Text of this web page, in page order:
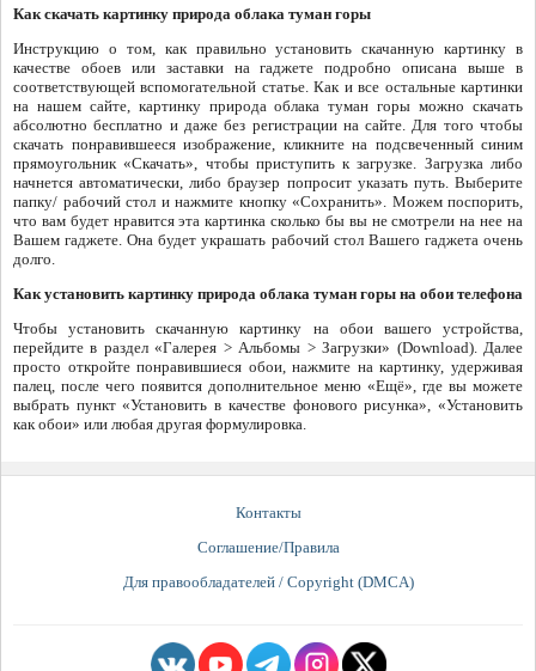
Как скачать картинку природа облака туман горы
Инструкцию о том, как правильно установить скачанную картинку в
качестве обоев или заставки на гаджете подробно описана выше в
соответствующей вспомогательной статье. Как и все остальные картинки
на нашем сайте, картинку природа облака туман горы можно скачать
абсолютно бесплатно и даже без регистрации на сайте. Для того чтобы
скачать понравившееся изображение, кликните на подсвеченный синим
прямоугольник «Скачать», чтобы приступить к загрузке. Загрузка либо
начнется автоматически, либо браузер попросит указать путь. Выберите
папку/ рабочий стол и нажмите кнопку «Сохранить». Можем поспорить,
что вам будет нравится эта картинка сколько бы вы не смотрели на нее на
Вашем гаджете. Она будет украшать рабочий стол Вашего гаджета очень
долго.
Как установить картинку природа облака туман горы на обои телефона
Чтобы установить скачанную картинку на обои вашего устройства,
перейдите в раздел «Галерея > Альбомы > Загрузки» (Download). Далее
просто откройте понравившиеся обои, нажмите на картинку, удерживая
палец, после чего появится дополнительное меню «Ещё», где вы можете
выбрать пункт «Установить в качестве фонового рисунка», «Установить
как обои» или любая другая формулировка.
Контакты
Соглашение/Правила
Для правообладателей / Copyright (DMCA)